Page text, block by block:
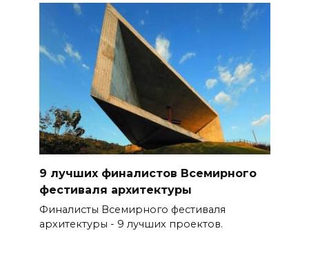
9 лучших финалистов Всемирного
фестиваля архитектуры
Финалисты Всемирного фестиваля
архитектуры - 9 лучших проектов.